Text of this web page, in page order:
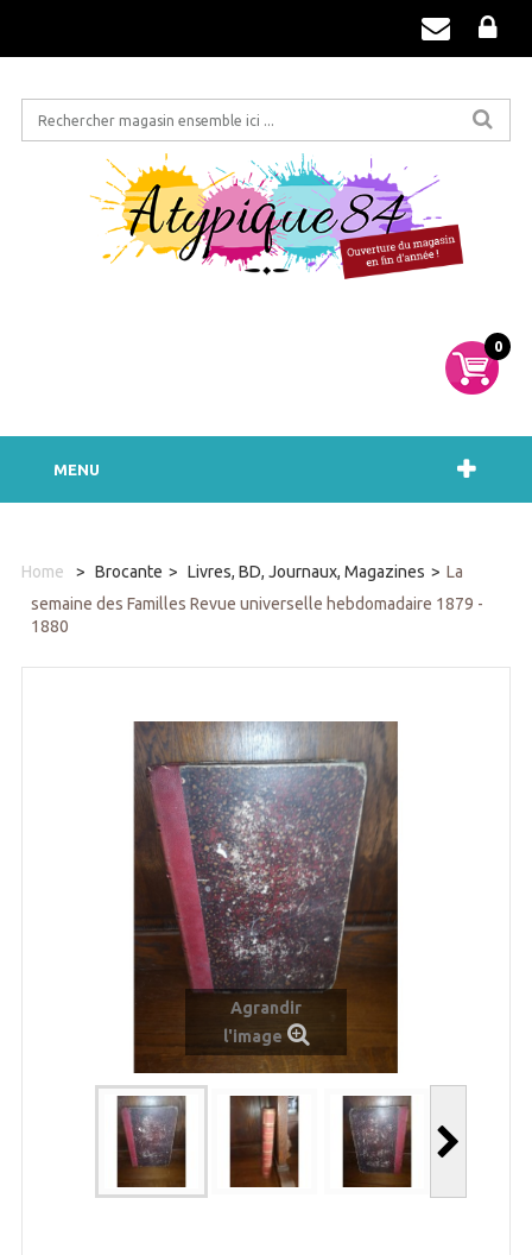
0
MENU
Home > Brocante > Livres, BD, Journaux, Magazines > La
semaine des Familles Revue universelle hebdomadaire 1879 -
1880
Agrandir
l'image